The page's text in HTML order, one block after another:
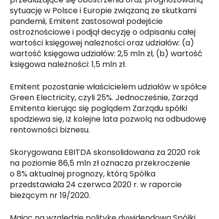
sytuację w Polsce i Europie związaną ze skutkami
pandemii, Emitent zastosował podejście
ostrożnościowe i podjął decyzję o odpisaniu całej
wartości księgowej należności oraz udziałów: (a)
wartość księgowa udziałów: 2,5 mln zł, (b) wartość
księgowa należności: 1,5 mln zł.
Emitent pozostanie właścicielem udziałów w spółce
Green Electricity, czyli 25%. Jednocześnie, Zarząd
Emitenta kierując się poglądem Zarządu spółki
spodziewa się, iż kolejne lata pozwolą na odbudowę
rentowności biznesu.
Skorygowana EBITDA skonsolidowana za 2020 rok
na poziomie 86,5 mln zł oznacza przekroczenie
o 8% aktualnej prognozy, którą Spółka
przedstawiała 24 czerwca 2020 r. w raporcie
bieżącym nr 19/2020.